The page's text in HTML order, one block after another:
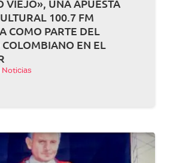
VIEJO», UNA APUESTA
100.7 FM
COMO PARTE DEL
EN EL
Noticias